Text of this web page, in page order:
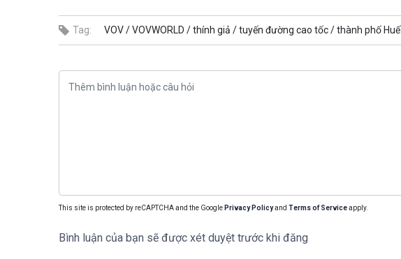
Tag: VOV /VOVWORLD /thính giả /tuyến đường cao tốc /thành phố Huế
This site is protected by reCAPTCHA and the Google Privacy Policyand Terms of Serviceapply.
Bình luận của bạn sẽ được xét duyệt trước khi đăng